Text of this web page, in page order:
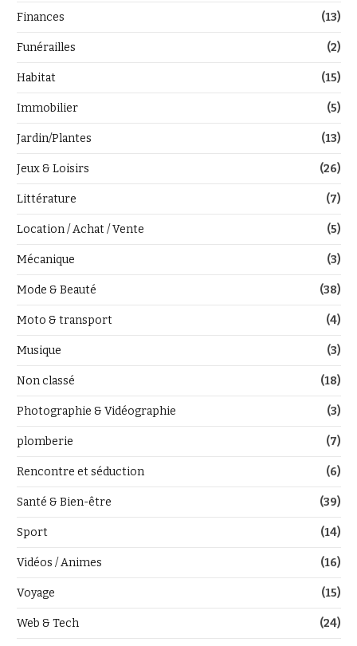
Finances (13)
Funérailles (2)
Habitat (15)
Immobilier (5)
Jardin/Plantes (13)
Jeux & Loisirs (26)
Littérature (7)
Location / Achat / Vente (5)
Mécanique (3)
Mode & Beauté (38)
Moto & transport (4)
Musique (3)
Non classé (18)
Photographie & Vidéographie (3)
plomberie (7)
Rencontre et séduction (6)
Santé & Bien-être (39)
Sport (14)
Vidéos / Animes (16)
Voyage (15)
Web & Tech (24)